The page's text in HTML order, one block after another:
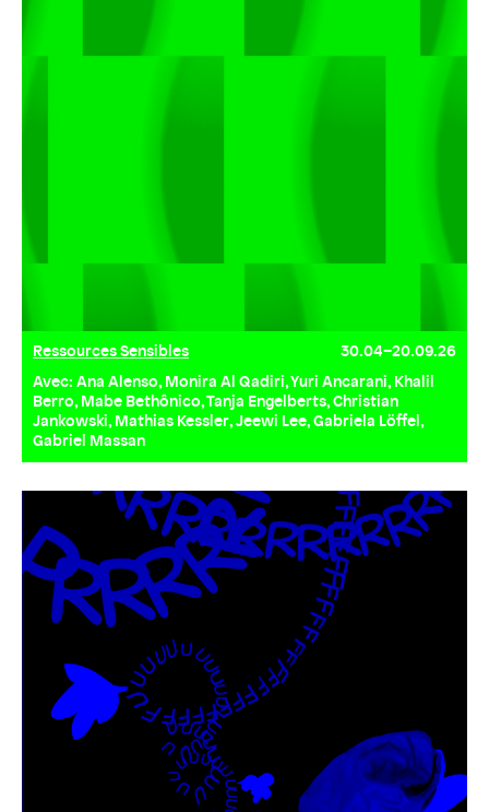
Ressources Sensibles
30.04–20.09.26
Avec: Ana Alenso, Monira Al Qadiri, Yuri Ancarani, Khalil
Berro, Mabe Bethônico, Tanja Engelberts, Christian
Jankowski, Mathias Kessler, Jeewi Lee, Gabriela Löffel,
Gabriel Massan